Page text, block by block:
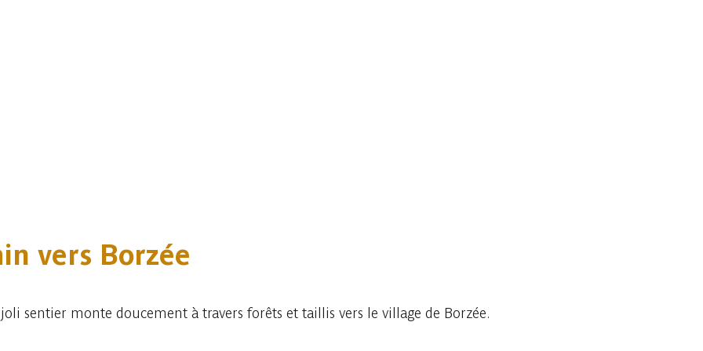
vers Borzée
sentier monte doucement à travers forêts et taillis vers le village de Borzée.